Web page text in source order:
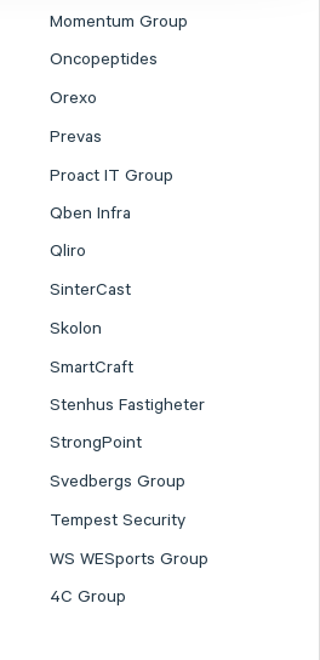
Momentum Group
Oncopeptides
Orexo
Prevas
Proact IT Group
Qben Infra
Qliro
SinterCast
Skolon
SmartCraft
Stenhus Fastigheter
StrongPoint
Svedbergs Group
Tempest Security
WS WESports Group
4C Group